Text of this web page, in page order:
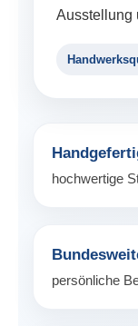
Ausstellung
hochwertige
persönliche